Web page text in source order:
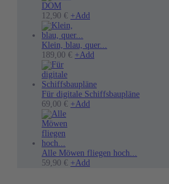
Die
Optionen
der
Produktseite
DOM
12,90 € +Add
Klein, blau, quer...
189,00 € +Add
Für digitale Schiffsbaupläne
69,00 € +Add
auf.
Alle Möwen fliegen hoch...
59,90 € +Add